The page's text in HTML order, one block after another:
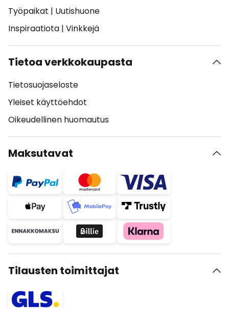
Työpaikat | Uutishuone
Inspiraatiota | Vinkkejä
Tietoa verkkokaupasta
Tietosuojaseloste
Yleiset käyttöehdot
Oikeudellinen huomautus
Maksutavat
Tilausten toimittajat